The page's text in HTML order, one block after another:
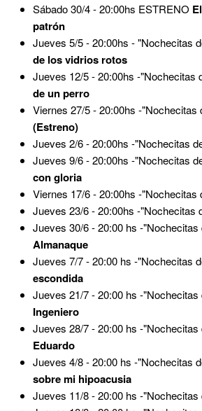
Sábado 30/4 - 20:00hs ESTRENO
patrón
Jueves 5/5 - 20:00hs - "Nochecitas
de los vidrios rotos
Jueves 12/5 - 20:00hs -"Nochecitas
de un perro
Viernes 27/5 - 20:00hs -"Nochecitas
(Estreno)
Jueves 2/6 - 20:00hs -"Nochecitas
Jueves 9/6 - 20:00hs -"Nochecitas
con gloria
Viernes 17/6 - 20:00hs -"Nochecitas
Jueves 23/6 - 20:00hs -"Nochecitas
Jueves 30/6 - 20:00 hs -"Nochecitas
Almanaque
Jueves 7/7 - 20:00 hs -"Nochecitas
escondida
Jueves 21/7 - 20:00 hs -"Nochecitas
Ingeniero
Jueves 28/7 - 20:00 hs -"Nochecitas
Eduardo
Jueves 4/8 - 20:00 hs -"Nochecitas
sobre mi hipoacusia
Jueves 11/8 - 20:00 hs -"Nochecitas